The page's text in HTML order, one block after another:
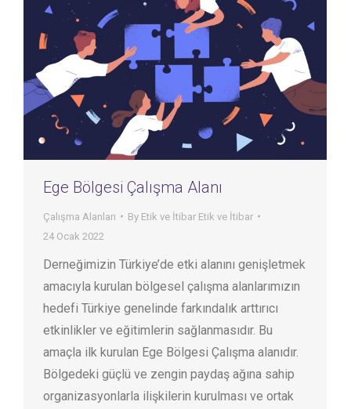
Ege Bölgesi Çalışma Alanı
Çalışma Alanları By Etik ve İtibar Etik ve İtibar
24 Ocak 2022
Derneğimizin Türkiye’de etki alanını genişletmek
amacıyla kurulan bölgesel çalışma alanlarımızın
hedefi Türkiye genelinde farkındalık arttırıcı
etkinlikler ve eğitimlerin sağlanmasıdır. Bu
amaçla ilk kurulan Ege Bölgesi Çalışma alanıdır.
Bölgedeki güçlü ve zengin paydaş ağına sahip
organizasyonlarla ilişkilerin kurulması ve ortak